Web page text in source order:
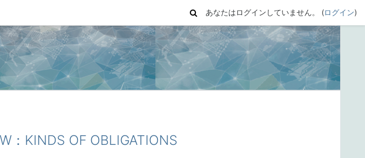
あなたはログインしていません。 (ログイン)
：KINDS OF OBLIGATIONS